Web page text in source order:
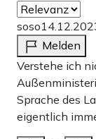
soso
Melden
Verstehe ich
Sprache des
eigentlich